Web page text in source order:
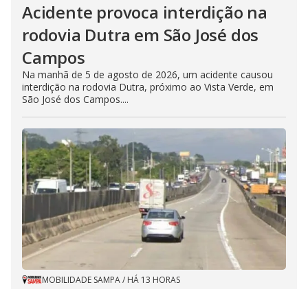
Acidente provoca interdição na
rodovia Dutra em São José dos
Campos
Na manhã de 5 de agosto de 2026, um acidente causou
interdição na rodovia Dutra, próximo ao Vista Verde, em
São José dos Campos....
MOBILIDADE SAMPA/ HÁ 13 HORAS